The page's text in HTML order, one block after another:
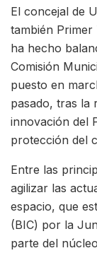
El concejal de
también Primer
ha hecho
Comisión
puesto en
pasado, tras la
innovación del
protección del
Entre las
agilizar las
espacio, que
(BIC) por la
parte del